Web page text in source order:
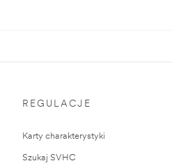
REGULACJE
Karty charakterystyki
Szukaj SVHC